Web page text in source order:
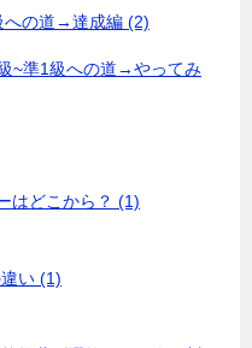
への道→達成編 (2)
~準1級への道→やってみ
はどこから？ (1)
い (1)